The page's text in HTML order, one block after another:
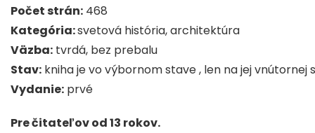
Počet strán: 468
Kategória:svetová história, architektúra
Väzba: tvrdá, bez prebalu
Stav: kniha je vo výbornom stave , len na jej
Vydanie: prvé
Pre čitateľov od 13 rokov.